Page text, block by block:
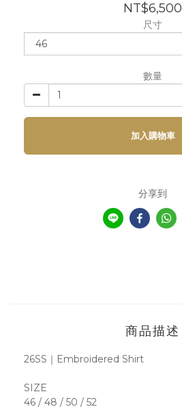
NT$6,500
尺寸
數量
加入購物車
分享到
商品描述
26SS ｜ Embroidered Shirt
SIZE
46 / 48 / 50 / 52